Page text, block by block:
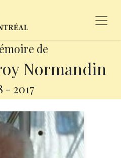
de
Normandin
- 2017